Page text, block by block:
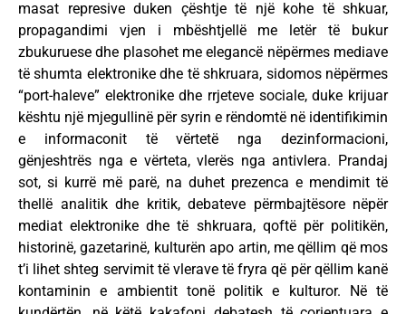
masat represive duken çështje të një kohe të shkuar,
propagandimi vjen i mbështjellë me letër të bukur
zbukuruese dhe plasohet me elegancë nëpërmes mediave
të shumta elektronike dhe të shkruara, sidomos nëpërmes
“port-haleve” elektronike dhe rrjeteve sociale, duke krijuar
kështu një mjegullinë për syrin e rëndomtë në identifikimin
e informaconit të vërtetë nga dezinformacioni,
gënjeshtrës nga e vërteta, vlerës nga antivlera. Prandaj
sot, si kurrë më parë, na duhet prezenca e mendimit të
thellë analitik dhe kritik, debateve përmbajtësore nëpër
mediat elektronike dhe të shkruara, qoftë për politikën,
historinë, gazetarinë, kulturën apo artin, me qëllim që mos
t’i lihet shteg servimit të vlerave të fryra që për qëllim kanë
kontaminin e ambientit tonë politik e kulturor. Në të